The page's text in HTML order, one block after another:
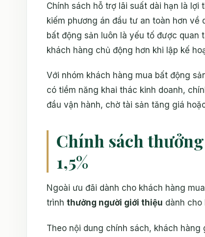
Chính sách hỗ trợ lãi suất dài hạn là
kiếm phương án đầu tư an toàn hơn
bất động sản luôn là yếu tố được
khách hàng chủ động hơn khi lập kế
Với nhóm khách hàng mua bất động
có tiềm năng khai thác kinh doanh,
đầu vận hành, chờ tài sản tăng giá
Chính sách
1,5%
Ngoài ưu đãi dành cho khách hàng
trìnhthưởng người giới thiệu dành cho
Theo nội dung chính sách, khách